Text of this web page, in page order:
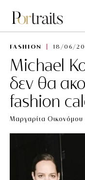
FASHION 18/06/
Michael
δεν θα
fashion
Μαργαρίτα Οικονόμου